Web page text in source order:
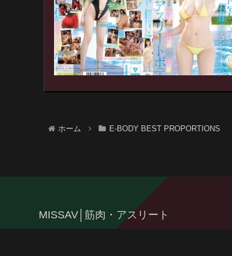
ホーム E-BODY BEST PROPORTIONS
MISSAV│筋肉・アスリート